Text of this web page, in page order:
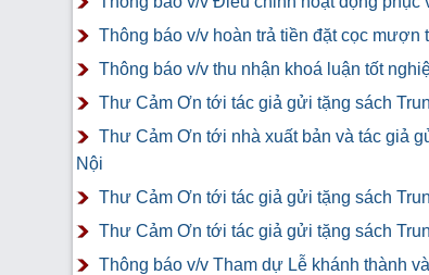
Thông báo v/v hoàn trả tiền đặt cọc
Thông báo v/v thu nhận khoá luận tốt
Thư Cảm Ơn tới tác giả gửi tặng sách
Thư Cảm Ơn tới nhà xuất bản và tác giả
Nội
Thư Cảm Ơn tới tác giả gửi tặng sách
Thư Cảm Ơn tới tác giả gửi tặng sách
Thông báo v/v Tham dự Lễ khánh thành